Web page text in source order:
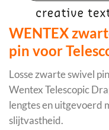
WENTEX
pin voor
Losse zwarte swivel
Wentex Telescopic
lengtes en uitgevoerd
slijtvastheid.